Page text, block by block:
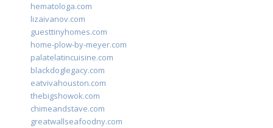
hematologa.com
lizaivanov.com
guesttinyhomes.com
home-plow-by-meyer.com
palatelatincuisine.com
blackdoglegacy.com
eatvivahouston.com
thebigshowok.com
chimeandstave.com
greatwallseafoodny.com